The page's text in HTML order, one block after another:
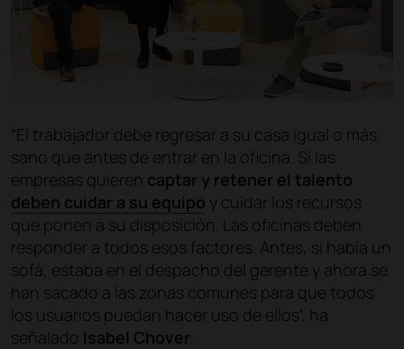
“El trabajador debe regresar a su casa igual o más
sano que antes de entrar en la oficina. Si las
empresas quieren captar y retener el talento
deben cuidar a su equipo y cuidar los recursos
que ponen a su disposición. Las oficinas deben
responder a todos esos factores. Antes, si había un
sofá, estaba en el despacho del gerente y ahora se
han sacado a las zonas comunes para que todos
los usuarios puedan hacer uso de ellos”, ha
señalado Isabel Chover